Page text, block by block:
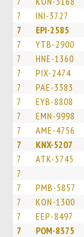
7 INI-3727
7 EPI-2585
7 YTB-2900
7 HNE-1360
7 PIX-2474
7 PAE-3383
7 EYB-8808
7 EMN-9998
7 AME-4756
7 KNX-5207
7 ATK-5745
7
7 PMB-5857
7 KON-1300
7 EEP-8497
7 POM-8375